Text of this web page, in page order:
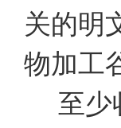
关的明
物加工
至少